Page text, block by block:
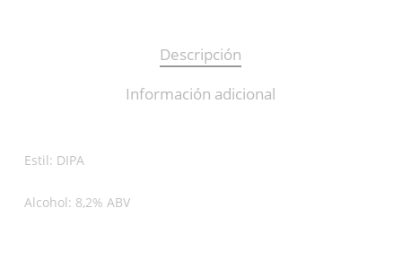
Descripción
Información adicional
Estil: DIPA
Alcohol: 8,2% ABV